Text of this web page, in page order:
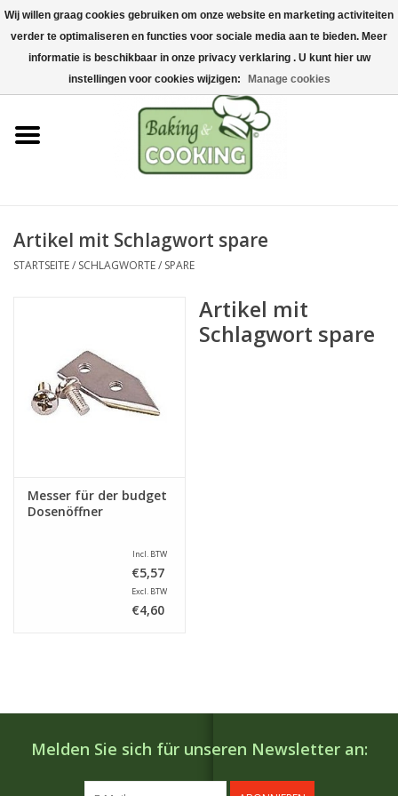
Startseite
Koch-&Backutensilien
Maschinen & Teile
Edelstahl
Aktionen
Artikel mit Schlagwort spare
STARTSEITE/ SCHLAGWORTE/ SPARE
Messer für der budget
Dosenöffner
Incl. BTW
€5,57
Excl. BTW
€4,60
Artikel mit
Schlagwort spare
Melden Sie sich für unseren Newsletter an:
Wij willen graag cookies gebruiken om onze website en marketing activiteiten
verder te optimaliseren en functies voor sociale media aan te bieden. Meer
informatie is beschikbaar in onze privacy verklaring . U kunt hier uw
instellingen voor cookies wijzigen:
Manage cookies